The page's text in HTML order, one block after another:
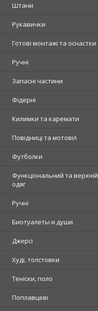
Штани
Рукавички
Готові монтажі та оснастки
Ручні
Запасні частини
Фідерні
Килимки та каремати
Повідниці та мотовіл
Футболки
Функціональний та верхній
одяг
Ручні
Биотуалеты и души
Джерсі
Худі, толстовки
Теніски, поло
Поплавцеві